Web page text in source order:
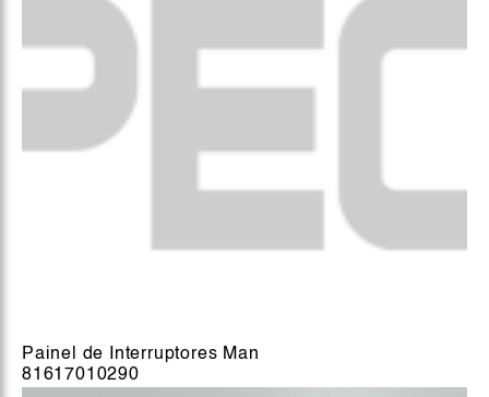
Painel de Interruptores Man
81617010290